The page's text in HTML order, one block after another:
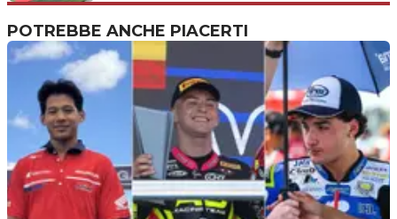
Franciacorta
POTREBBE ANCHE PIACERTI